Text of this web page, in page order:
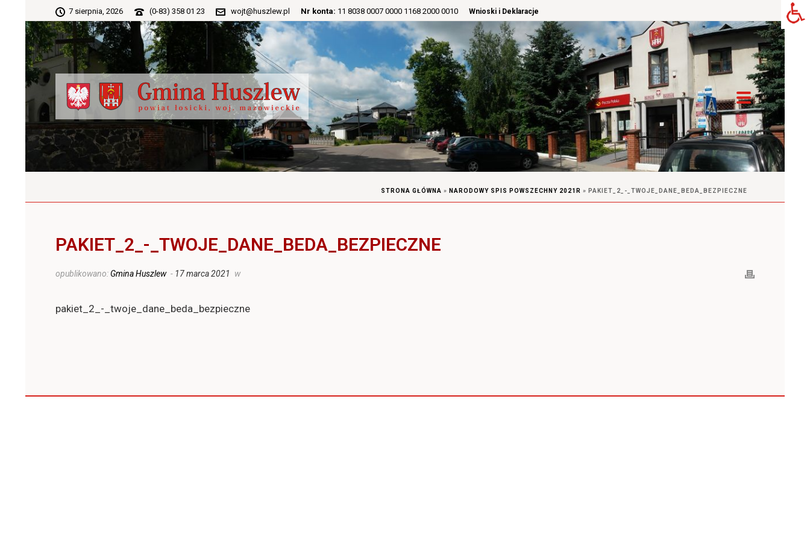
7 sierpnia, 2026 (0-83) 358 01 23 wojt@huszlew.pl Nr konta: 11 8038 0007 0000 1168 2000 0010 Wnioski i Deklaracje
STRONA GŁÓWNA » NARODOWY SPIS POWSZECHNY 2021R » PAKIET_2_-_TWOJE_DANE_BEDA_BEZPIECZNE
PAKIET_2_-_TWOJE_DANE_BEDA_BEZPIECZNE
opublikowano: Gmina Huszlew - 17 marca 2021 w
pakiet_2_-_twoje_dane_beda_bezpieczne